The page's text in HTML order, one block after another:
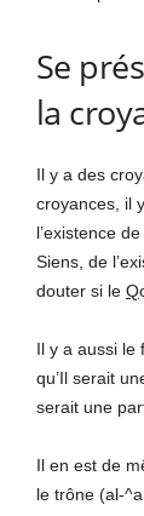
Se
la
Il y a des
croyances, il
l’existence de
Siens, de
douter si le Q
Il y a aussi le
qu’Il serait
serait une
Il en est de
le trône (al-